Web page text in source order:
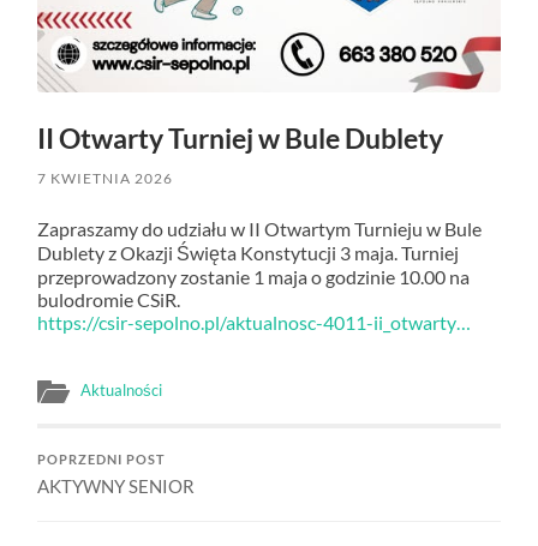
II Otwarty Turniej w Bule Dublety
7 KWIETNIA 2026
Zapraszamy do udziału w II Otwartym Turnieju w Bule
Dublety z Okazji Święta Konstytucji 3 maja. Turniej
przeprowadzony zostanie 1 maja o godzinie 10.00 na
bulodromie CSiR.
https://csir-sepolno.pl/aktualnosc-4011-ii_otwarty…
Aktualności
POPRZEDNI POST
AKTYWNY SENIOR